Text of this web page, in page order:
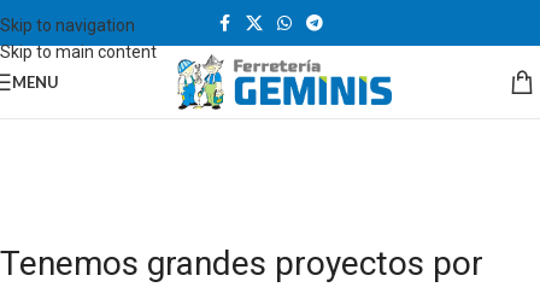
Skip to navigation
Skip to main content
MENU
Tenemos grandes proyectos por